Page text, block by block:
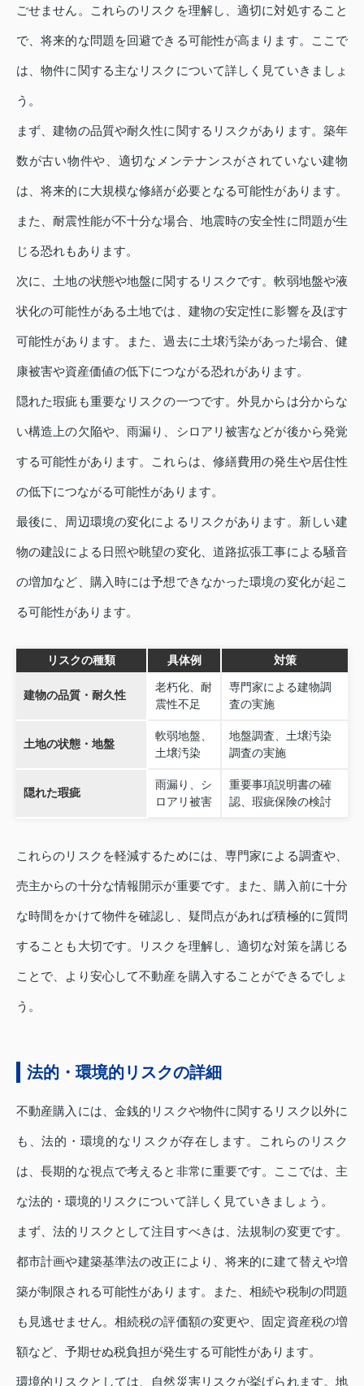
ごせません。これらのリスクを理解し、適切に対処すること
で、将来的な問題を回避できる可能性が高まります。ここで
は、物件に関する主なリスクについて詳しく見ていきましょ
う。
まず、建物の品質や耐久性に関するリスクがあります。築年
数が古い物件や、適切なメンテナンスがされていない建物
は、将来的に大規模な修繕が必要となる可能性があります。
また、耐震性能が不十分な場合、地震時の安全性に問題が生
じる恐れもあります。
次に、土地の状態や地盤に関するリスクです。軟弱地盤や液
状化の可能性がある土地では、建物の安定性に影響を及ぼす
可能性があります。また、過去に土壌汚染があった場合、健
康被害や資産価値の低下につながる恐れがあります。
隠れた瑕疵も重要なリスクの一つです。外見からは分からな
い構造上の欠陥や、雨漏り、シロアリ被害などが後から発覚
する可能性があります。これらは、修繕費用の発生や居住性
の低下につながる可能性があります。
最後に、周辺環境の変化によるリスクがあります。新しい建
物の建設による日照や眺望の変化、道路拡張工事による騒音
の増加など、購入時には予想できなかった環境の変化が起こ
る可能性があります。
リスクの種類 具体例 対策
建物の品質・耐久性
老朽化、耐
震性不足
専門家による建物調
査の実施
土地の状態・地盤
軟弱地盤、
土壌汚染
地盤調査、土壌汚染
調査の実施
隠れた瑕疵
雨漏り、シ
ロアリ被害
重要事項説明書の確
認、瑕疵保険の検討
これらのリスクを軽減するためには、専門家による調査や、
売主からの十分な情報開示が重要です。また、購入前に十分
な時間をかけて物件を確認し、疑問点があれば積極的に質問
することも大切です。リスクを理解し、適切な対策を講じる
ことで、より安心して不動産を購入することができるでしょ
う。
法的・環境的リスクの詳細
不動産購入には、金銭的リスクや物件に関するリスク以外に
も、法的・環境的なリスクが存在します。これらのリスク
は、長期的な視点で考えると非常に重要です。ここでは、主
な法的・環境的リスクについて詳しく見ていきましょう。
まず、法的リスクとして注目すべきは、法規制の変更です。
都市計画や建築基準法の改正により、将来的に建て替えや増
築が制限される可能性があります。また、相続や税制の問題
も見逃せません。相続税の評価額の変更や、固定資産税の増
額など、予期せぬ税負担が発生する可能性があります。
環境的リスクとしては、自然災害リスクが挙げられます。地